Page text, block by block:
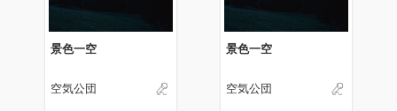
景色一空
空気公団
景色一空
空気公団